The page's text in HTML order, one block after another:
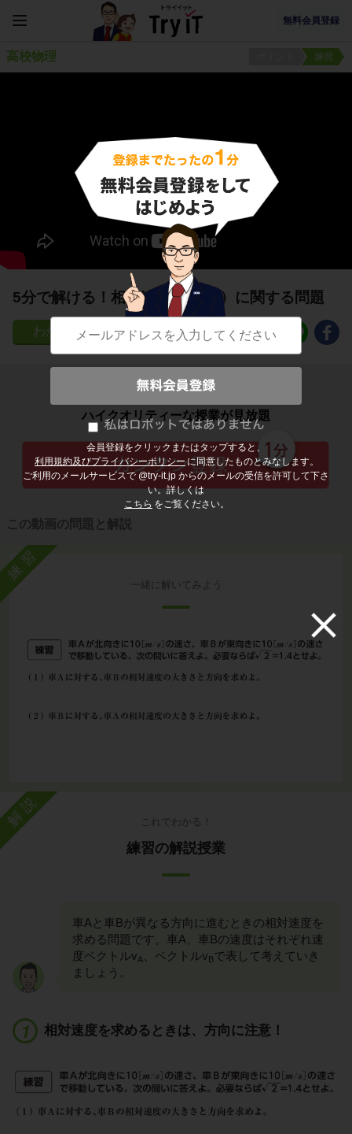
無料会員登録
会員登録をクリックまたはタップすると、
利用規約及びプライバシーポリシー に同意したものとみなします。
ご利用のメールサービスで @try-it.jp からのメールの受信を許可して下さ
い。詳しくは
こちら をご覧ください。
高校物理 練習
5分で解ける！相対速度(二次元）に関する問題
107
子どもの勉強から大人の学び直しまで
ハイクオリティーな授業が見放題
この動画の問題と解説
練習
一緒に解いてみよう
解説 これでわかる！
練習の解説授業
車Aと車Bが異なる方向に進むときの相対速度を
求める問題です。車A、車Bの速度はそれぞれ速
度ベクトルvA 、ベクトルvBで表して考えていき
ましょう。
相対速度を求めるときは、方向に注意！